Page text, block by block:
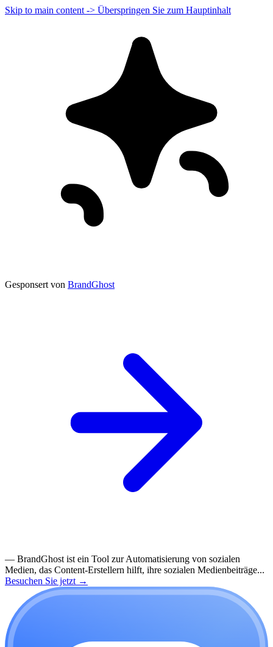
Skip to main content -> Überspringen Sie zum Hauptinhalt
Gesponsert von BrandGhost
— BrandGhost ist ein Tool zur Automatisierung von sozialen
Medien, das Content-Erstellern hilft, ihre sozialen Medienbeiträge...
Besuchen Sie jetzt →